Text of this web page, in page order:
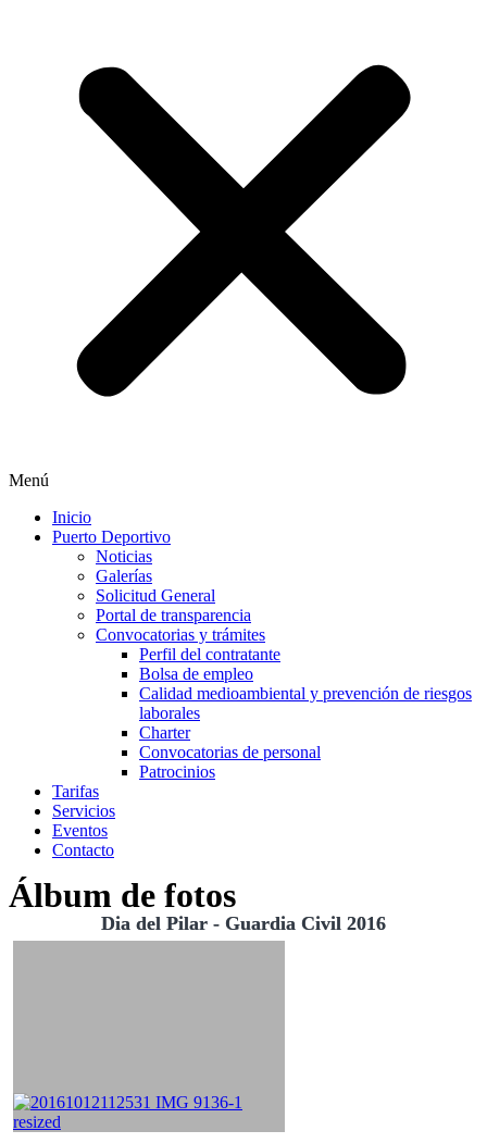
Menú
Inicio
Puerto Deportivo
Noticias
Galerías
Solicitud General
Portal de transparencia
Convocatorias y trámites
Perfil del contratante
Bolsa de empleo
Calidad medioambiental y prevención de riesgos
laborales
Charter
Convocatorias de personal
Patrocinios
Tarifas
Servicios
Eventos
Contacto
Álbum de fotos
Dia del Pilar - Guardia Civil 2016